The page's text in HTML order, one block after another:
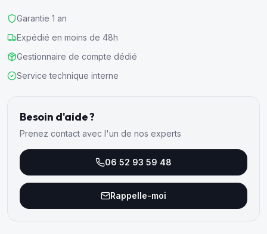
Garantie 1 an
Expédié en moins de 48h
Gestionnaire de compte dédié
Service technique interne
Besoin d'aide ?
Prenez contact avec l'un de nos experts
06 52 93 59 48
Rappelle-moi